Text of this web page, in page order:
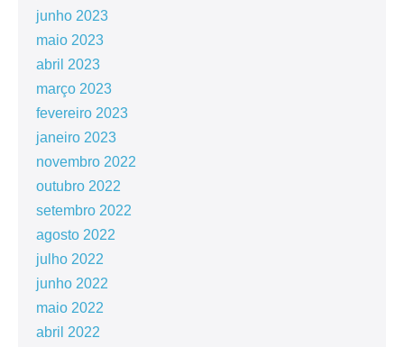
junho 2023
maio 2023
abril 2023
março 2023
fevereiro 2023
janeiro 2023
novembro 2022
outubro 2022
setembro 2022
agosto 2022
julho 2022
junho 2022
maio 2022
abril 2022